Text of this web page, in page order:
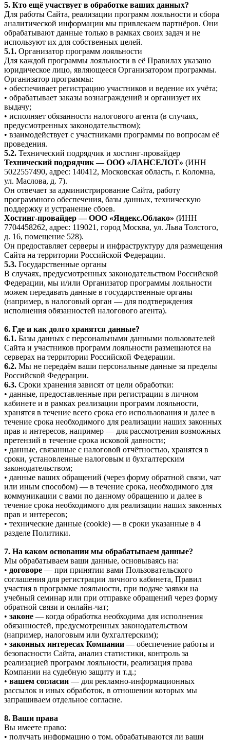
5. Кто ещё участвует в обработке ваших данных?
Для работы Сайта, реализации программ лояльности и сбора
аналитической информации мы привлекаем партнёров. Они
обрабатывают данные только в рамках своих задач и не
используют их для собственных целей.
5.1. Организатор программ лояльности
Для каждой программы лояльности в её Правилах указано
юридическое лицо, являющееся Организатором программы.
Организатор программы:
• обеспечивает регистрацию участников и ведение их учёта;
• обрабатывает заказы вознаграждений и организует их
выдачу;
• исполняет обязанности налогового агента (в случаях,
предусмотренных законодательством);
• взаимодействует с участниками программы по вопросам её
проведения.
5.2. Технический подрядчик и хостинг-провайдер
Технический подрядчик — ООО «ЛАНСЕЛОТ» (ИНН
5022557490, адрес: 140412, Московская область, г. Коломна,
ул. Маслова, д. 7).
Он отвечает за администрирование Сайта, работу
программного обеспечения, базы данных, техническую
поддержку и устранение сбоев.
Хостинг-провайдер — ООО «Яндекс.Облако» (ИНН
7704458262, адрес: 119021, город Москва, ул. Льва Толстого,
д. 16, помещение 528).
Он предоставляет серверы и инфраструктуру для размещения
Сайта на территории Российской Федерации.
5.3. Государственные органы
В случаях, предусмотренных законодательством Российской
Федерации, мы и/или Организатор программы лояльности
можем передавать данные в государственные органы
(например, в налоговый орган — для подтверждения
исполнения обязанностей налогового агента).
6. Где и как долго хранятся данные?
6.1. Базы данных с персональными данными пользователей
Сайта и участников программ лояльности размещаются на
серверах на территории Российской Федерации.
6.2. Мы не передаём ваши персональные данные за пределы
Российской Федерации.
6.3. Сроки хранения зависят от цели обработки:
• данные, предоставленные при регистрации в личном
кабинете и в рамках реализации программ лояльности,
хранятся в течение всего срока его использования и далее в
течение срока необходимого для реализации наших законных
прав и интересов, например — для рассмотрения возможных
претензий в течение срока исковой давности;
• данные, связанные с налоговой отчётностью, хранятся в
сроки, установленные налоговым и бухгалтерским
законодательством;
• данные ваших обращений (через форму обратной связи, чат
или иным способом) — в течение срока, необходимого для
коммуникации с вами по данному обращению и далее в
течение срока необходимого для реализации наших законных
прав и интересов;
• технические данные (cookie) — в сроки указанные в 4
разделе Политики.
7. На каком основании мы обрабатываем данные?
Мы обрабатываем ваши данные, основываясь на:
• договоре — при принятии вами Пользовательского
соглашения для регистрации личного кабинета, Правил
участия в программе лояльности, при подаче заявки на
учебный семинар или при отправке обращений через форму
обратной связи и онлайн-чат;
• законе — когда обработка необходима для исполнения
обязанностей, предусмотренных законодательством
(например, налоговым или бухгалтерским);
• законных интересах Компании — обеспечение работы и
безопасности Сайта, анализ статистики, контроль за
реализацией программ лояльности, реализация права
Компании на судебную защиту и т.д.;
• вашем согласии — для рекламно-информационных
рассылок и иных обработок, в отношении которых мы
запрашиваем отдельное согласие.
8. Ваши права
Вы имеете право:
• получать информацию о том, обрабатываются ли ваши